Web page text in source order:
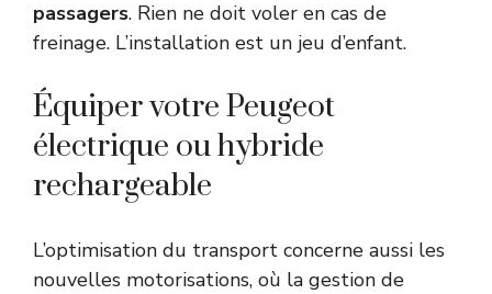
passagers. Rien ne doit voler en cas de
freinage. L’installation est un jeu d’enfant.
Équiper votre Peugeot
électrique ou hybride
rechargeable
L’optimisation du transport concerne aussi les
nouvelles motorisations, où la gestion de